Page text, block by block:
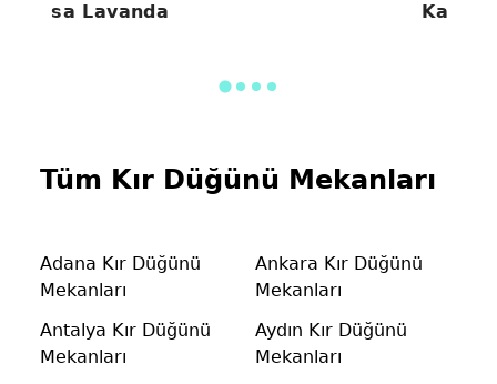
Casa Lavanda
Tüm Kır Düğünü Mekanları
Adana Kır Düğünü
Mekanları
Ankara Kır Düğünü
Mekanları
Antalya Kır Düğünü
Mekanları
Aydın Kır Düğünü
Mekanları